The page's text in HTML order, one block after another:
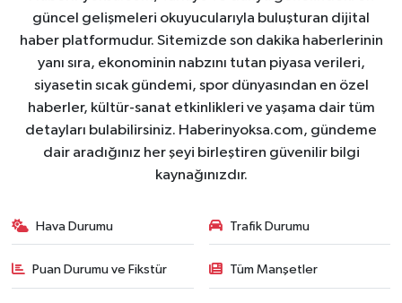
güncel gelişmeleri okuyucularıyla buluşturan dijital
haber platformudur. Sitemizde son dakika haberlerinin
yanı sıra, ekonominin nabzını tutan piyasa verileri,
siyasetin sıcak gündemi, spor dünyasından en özel
haberler, kültür-sanat etkinlikleri ve yaşama dair tüm
detayları bulabilirsiniz. Haberinyoksa.com, gündeme
dair aradığınız her şeyi birleştiren güvenilir bilgi
kaynağınızdır.
Hava Durumu Trafik Durumu
Puan Durumu ve Fikstür Tüm Manşetler